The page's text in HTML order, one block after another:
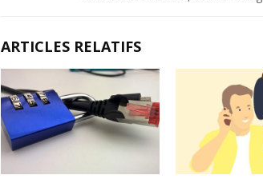
ARTICLES RELATIFS